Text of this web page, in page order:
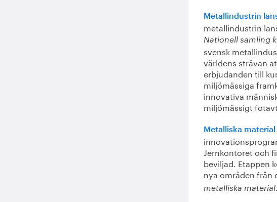
Metallindustrin
metallindustrin
Nationell samling
svensk
världens strävan
erbjudanden till
miljömässiga
innovativa
miljömässigt
Metalliska
Jernkontoret och
beviljad. Etappen
nya områden från
metalliska material